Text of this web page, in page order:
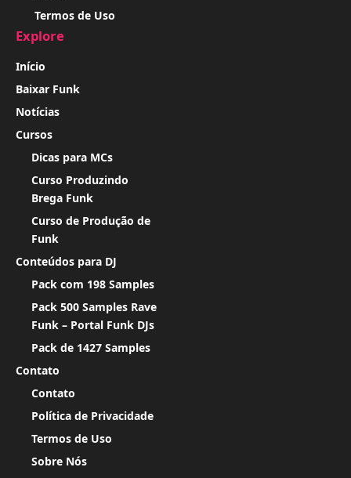
Termos de Uso
Explore
Início
Baixar Funk
Notícias
Cursos
Dicas para MCs
Curso Produzindo
Brega Funk
Curso de Produção de
Funk
Conteúdos para DJ
Pack com 198 Samples
Pack 500 Samples Rave
Funk – Portal Funk DJs
Pack de 1427 Samples
Contato
Contato
Política de Privacidade
Termos de Uso
Sobre Nós